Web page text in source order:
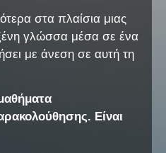
στα πλαίσια μιας
γλώσσα μέσα σε ένα
με άνεση σε αυτή τη
Είναι